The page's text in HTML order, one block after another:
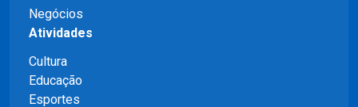
Negócios
Atividades
Cultura
Educação
Esportes